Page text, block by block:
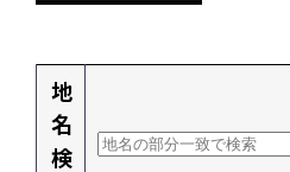
地
名
検